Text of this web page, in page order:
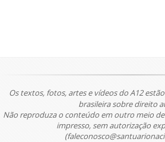
Os textos, fotos, artes e vídeos do A12
brasileira sobre direito
Não reproduza o conteúdo em outro meio
impresso, sem autorização